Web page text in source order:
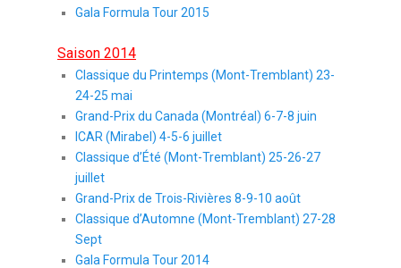
Gala Formula Tour 2015
Saison 2014
Classique du Printemps (Mont-Tremblant) 23-
24-25 mai
Grand-Prix du Canada (Montréal) 6-7-8 juin
ICAR (Mirabel) 4-5-6 juillet
Classique d’Été (Mont-Tremblant) 25-26-27
juillet
Grand-Prix de Trois-Rivières 8-9-10 août
Classique d’Automne (Mont-Tremblant) 27-28
Sept
Gala Formula Tour 2014